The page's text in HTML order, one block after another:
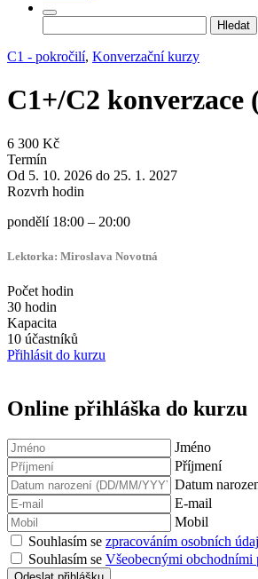
C1 - pokročilí, Konverzační kurzy
C1+/C2 konverzace
6 300 Kč
Termín
Od 5. 10. 2026 do 25. 1. 2027
Rozvrh hodin
pondělí 18:00 – 20:00
Lektorka: Miroslava Novotná
Počet hodin
30 hodin
Kapacita
10 účastníků
Přihlásit do kurzu
Online přihláška do kurzu
Jméno
Příjmení
Datum
E-mail
Mobil
Souhlasím se zpracováním osobních
Souhlasím se Všeobecnými obchodními